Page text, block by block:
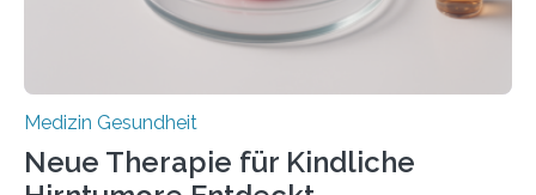
stark kontrahiert…
Medizin Gesundheit
Neue Therapie für Kindliche